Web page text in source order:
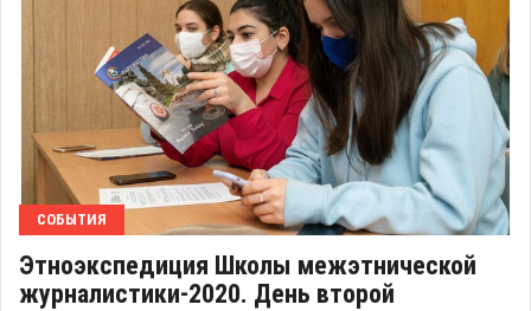
СОБЫТИЯ
Этноэкспедиция Школы межэтнической
журналистики-2020. День второй